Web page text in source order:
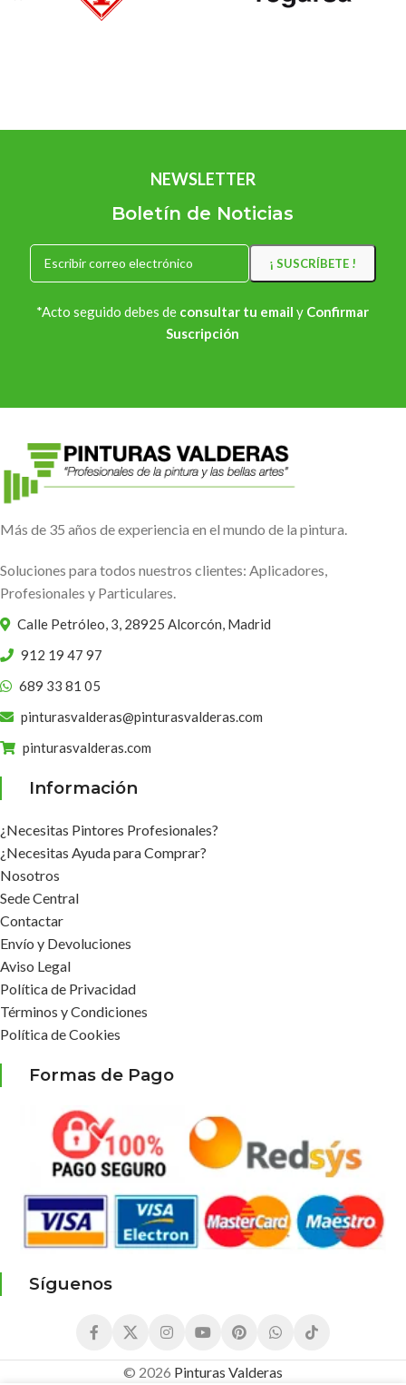
NEWSLETTER
Boletín de Noticias
*Acto seguido debes de consultar tu email y Confirmar
Suscripción
Más de 35 años de experiencia en el mundo de la pintura.
Soluciones para todos nuestros clientes: Aplicadores,
Profesionales y Particulares.
Calle Petróleo, 3, 28925 Alcorcón, Madrid
912 19 47 97
689 33 81 05
pinturasvalderas@pinturasvalderas.com
pinturasvalderas.com
Información
¿Necesitas Pintores Profesionales?
¿Necesitas Ayuda para Comprar?
Nosotros
Sede Central
Contactar
Envío y Devoluciones
Aviso Legal
Política de Privacidad
Términos y Condiciones
Política de Cookies
Formas de Pago
Síguenos
© 2026 Pinturas Valderas
3,50€